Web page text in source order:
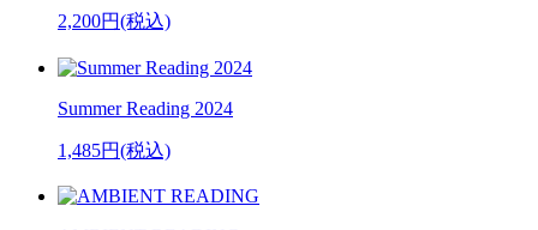
2,200円(税込)
Summer Reading 2024
1,485円(税込)